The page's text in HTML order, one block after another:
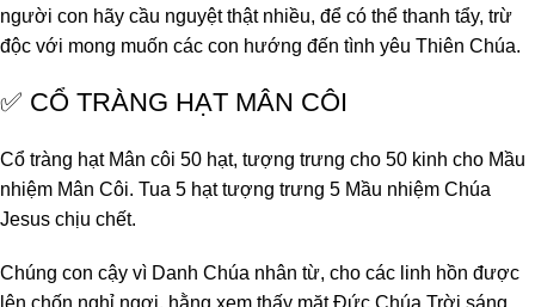
người con hãy cầu nguyệt thật nhiều, để có thể thanh tẩy, trừ
độc với mong muốn các con hướng đến tình yêu Thiên Chúa.
✅ CỔ TRÀNG HẠT MÂN CÔI
Cổ tràng hạt Mân côi 50 hạt, tượng trưng cho 50 kinh cho Mầu
nhiệm Mân Côi. Tua 5 hạt tượng trưng 5 Mầu nhiệm Chúa
Jesus chịu chết.
Chúng con cậy vì Danh Chúa nhân từ, cho các linh hồn được
lên chốn nghỉ ngơi, hằng xem thấy mặt Đức Chúa Trời sáng